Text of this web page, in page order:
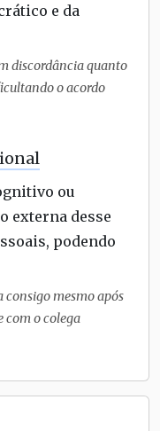
e da
discordância quanto
o acordo
ou
externa desse
podendo
consigo mesmo após
com o colega